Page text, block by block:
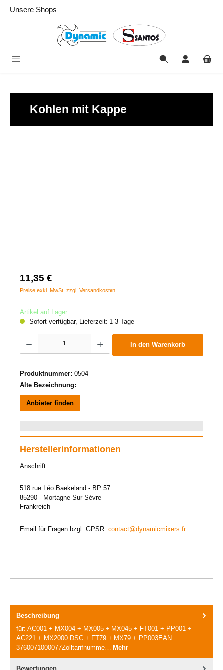
springen
Unsere Shops
Kohlen mit Kappe
11,35 €
Preise exkl. MwSt. zzgl. Versandkosten
Artikel auf Lager
Sofort verfügbar, Lieferzeit: 1-3 Tage
Produkt Anzahl: Gib den gewünschten Wert ein oder benutze die Schaltflächen um die
In den Warenkorb
Produktnummer: 0504
Alte Bezeichnung:
Anbieter finden
Herstellerinformationen
Anschrift:
518 rue Léo Baekeland - BP 57
85290 - Mortagne-Sur-Sèvre
Frankreich
Email für Fragen bzgl. GPSR: contact@dynamicmixers.fr
Beschreibung
für: AC001 + MX004 + MX005 + MX045 + FT001 + PP001 +
AC221 + MX2000 DSC + FT79 + MX79 + PP003EAN
3760071000077Zolltarifnumme… Mehr
Bewertungen